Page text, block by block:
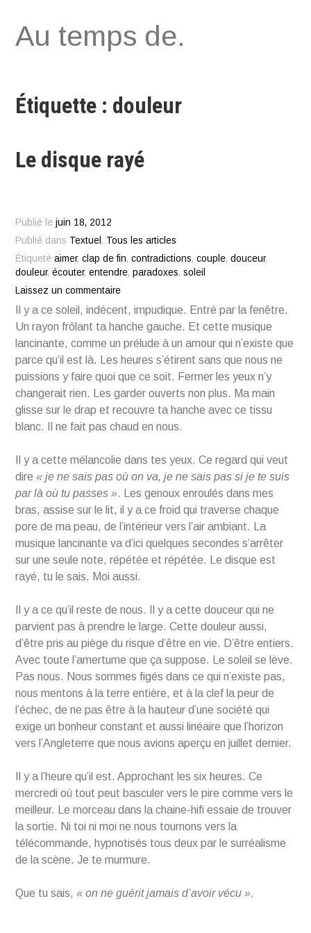
au
Au temps de.
Étiquette : douleur
Le disque rayé
Publié lejuin 18, 2012
Publié dans Textuel , Tous les articles
Étiquetéaimer,clap de fin,contradictions,couple,douceur,
douleur,écouter,entendre,paradoxes,soleil
Laissez un commentaire
Il y a ce soleil, indécent, impudique. Entré par la fenêtre.
Un rayon frôlant ta hanche gauche. Et cette musique
lancinante, comme un prélude à un amour qui n’existe que
parce qu’il est là. Les heures s’étirent sans que nous ne
puissions y faire quoi que ce soit. Fermer les yeux n’y
changerait rien. Les garder ouverts non plus. Ma main
glisse sur le drap et recouvre ta hanche avec ce tissu
blanc. Il ne fait pas chaud en nous.
Il y a cette mélancolie dans tes yeux. Ce regard qui veut
dire« je ne sais pas où on va, je ne sais pas si je te suis
par là où tu passes ». Les genoux enroulés dans mes
bras, assise sur le lit, il y a ce froid qui traverse chaque
pore de ma peau, de l’intérieur vers l’air ambiant. La
musique lancinante va d’ici quelques secondes s’arrêter
sur une seule note, répétée et répétée. Le disque est
rayé, tu le sais. Moi aussi.
Il y a ce qu’il reste de nous. Il y a cette douceur qui ne
parvient pas à prendre le large. Cette douleur aussi,
d’être pris au piège du risque d’être en vie. D’être entiers.
Avec toute l’amertume que ça suppose. Le soleil se lève.
Pas nous. Nous sommes figés dans ce qui n’existe pas,
nous mentons à la terre entière, et à la clef la peur de
l’échec, de ne pas être à la hauteur d’une société qui
exige un bonheur constant et aussi linéaire que l’horizon
vers l’Angleterre que nous avions aperçu en juillet dernier.
Il y a l’heure qu’il est. Approchant les six heures. Ce
mercredi où tout peut basculer vers le pire comme vers le
meilleur. Le morceau dans la chaine-hifi essaie de trouver
la sortie. Ni toi ni moi ne nous tournons vers la
télécommande, hypnotisés tous deux par le surréalisme
de la scène. Je te murmure.
Que tu sais,« on ne guérit jamais d’avoir vécu ».